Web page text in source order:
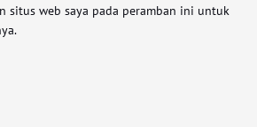
situs web saya pada peramban ini untuk